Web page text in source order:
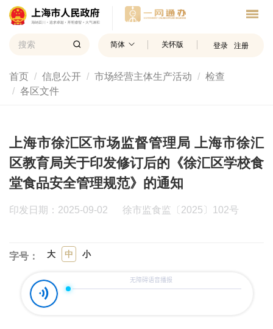
简体 关怀版 登录 注册
首页 信息公开 市场经营主体生产活动
检查
各区文件
上海市徐汇区市场监督管理局 上海市徐汇
区教育局关于印发修订后的《徐汇区学校食
堂食品安全管理规范》的通知
印发日期：2025-09-02 徐市监食监〔2025〕102号
字号： 大 中 小